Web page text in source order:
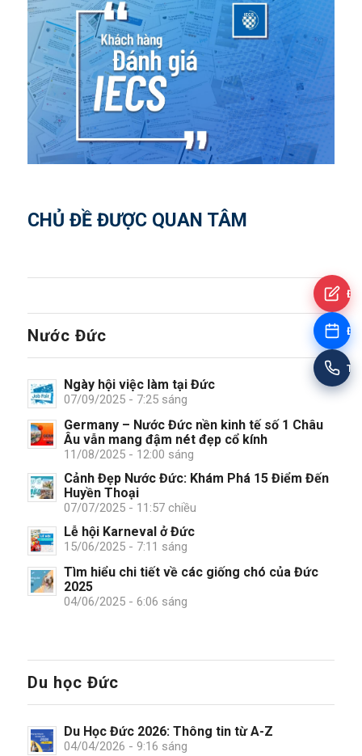
CHỦ ĐỀ ĐƯỢC QUAN TÂM
Nước Đức
Ngày hội việc làm tại Đức
07/09/2025 - 7:25 sáng
Germany – Nước Đức nền kinh tế số 1 Châu
Âu vẫn mang đậm nét đẹp cổ kính
11/08/2025 - 12:00 sáng
Cảnh Đẹp Nước Đức: Khám Phá 15 Điểm Đến
Huyền Thoại
07/07/2025 - 11:57 chiều
Lễ hội Karneval ở Đức
15/06/2025 - 7:11 sáng
Tìm hiểu chi tiết về các giống chó của Đức
2025
04/06/2025 - 6:06 sáng
Du học Đức
Du Học Đức 2026: Thông tin từ A-Z
04/04/2026 - 9:16 sáng
Tư